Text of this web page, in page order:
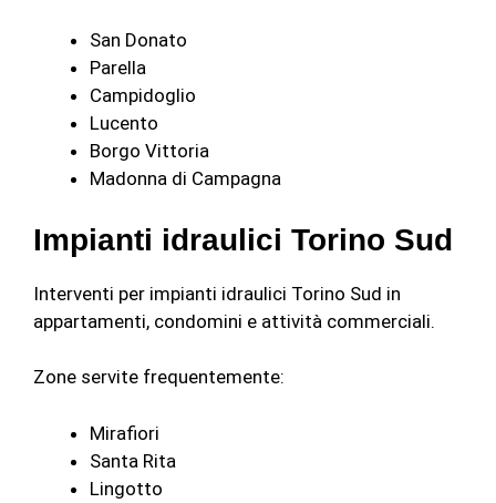
San Donato
Parella
Campidoglio
Lucento
Borgo Vittoria
Madonna di Campagna
Impianti idraulici Torino Sud
Interventi per impianti idraulici Torino Sud in
appartamenti, condomini e attività commerciali.
Zone servite frequentemente:
Mirafiori
Santa Rita
Lingotto